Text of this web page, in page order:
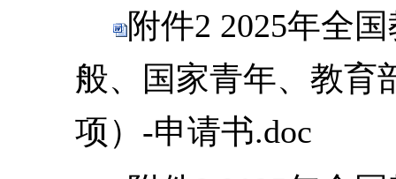
附件2 2025年全
般、国家青年、教育
项）-申请书.doc